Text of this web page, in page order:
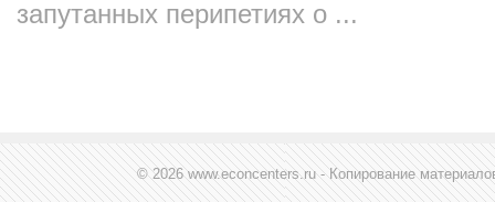
запутанных перипетиях о ...
© 2026 www.econcenters.ru - Копирование